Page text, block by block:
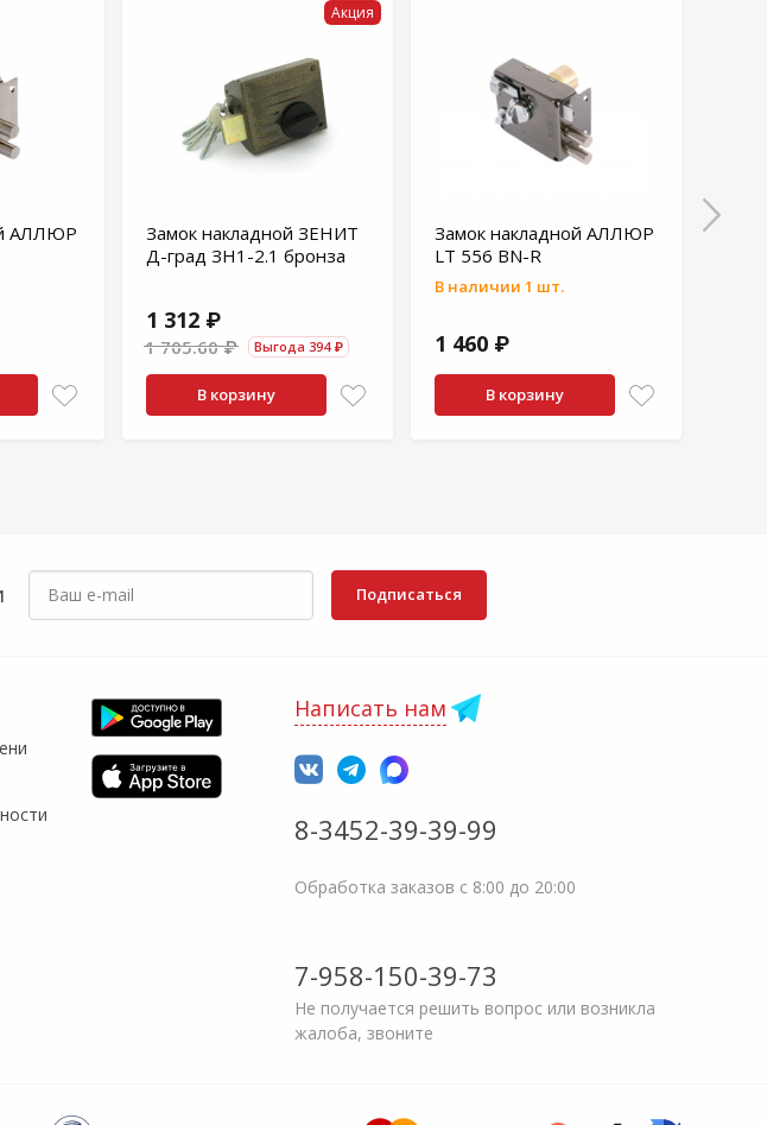
АЛЛЮР
Акция
Замок накладной ЗЕНИТ
Д-град ЗН1-2.1 бронза
1 312 ₽
1 705.60 ₽ Выгода 394 ₽
В корзину
Замок накладной АЛЛЮР
LT 556 BN-R
В наличии 1 шт.
1 460 ₽
В корзину
Подписаться
Написать нам
8-3452-39-39-99
Обработка заказов с 8:00 до 20:00
7-958-150-39-73
Не получается решить вопрос или возникла
жалоба, звоните